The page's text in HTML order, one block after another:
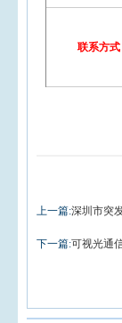
联系方式
上一篇:深圳市突
下一篇:可视光通